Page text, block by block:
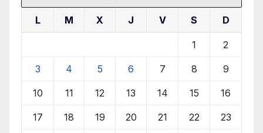
L M X J V S D
1 2
3 4 5 6 7 8 9
10 11 12 13 14 15 16
17 18 19 20 21 22 23